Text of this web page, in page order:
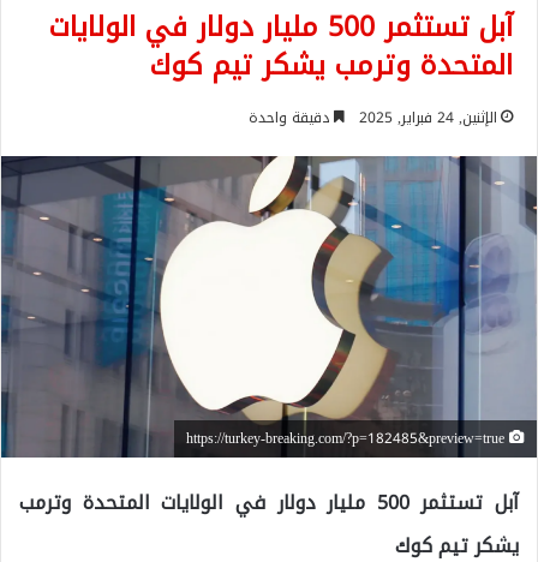
آبل تستثمر 500 مليار دولار في الولايات
المتحدة وترمب يشكر تيم كوك
الإثنين, 24 فبراير, 2025 دقيقة واحدة
آبل تستثمر 500 مليار دولار في الولايات المتحدة وترمب
يشكر تيم كوك